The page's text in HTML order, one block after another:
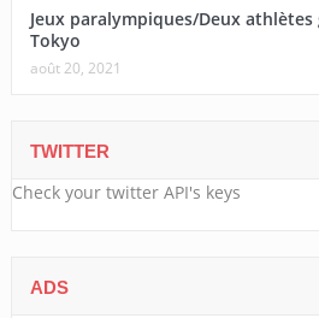
Jeux paralympiques/Deux
Tokyo
août 20, 2021
TWITTER
Check your twitter API's keys
ADS